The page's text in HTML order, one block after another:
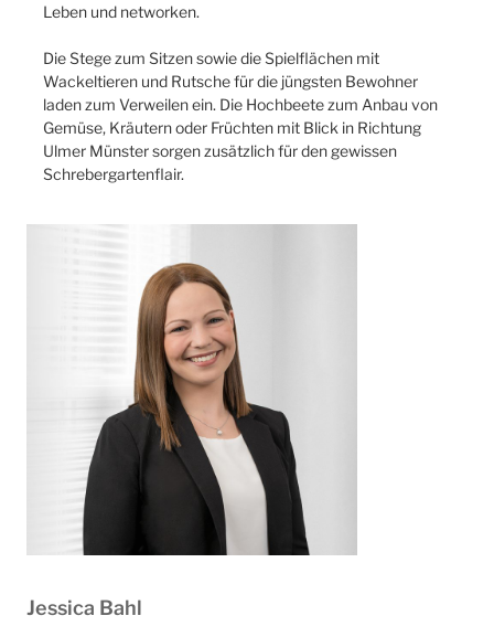
Leben und networken.
Die Stege zum Sitzen sowie die Spielflächen mit
Wackeltieren und Rutsche für die jüngsten Bewohner
laden zum Verweilen ein. Die Hochbeete zum Anbau von
Gemüse, Kräutern oder Früchten mit Blick in Richtung
Ulmer Münster sorgen zusätzlich für den gewissen
Schrebergartenflair.
Jessica Bahl